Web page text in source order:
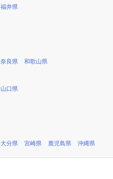
福井県
奈良県 和歌山県
山口県
大分県 宮崎県 鹿児島県 沖縄県